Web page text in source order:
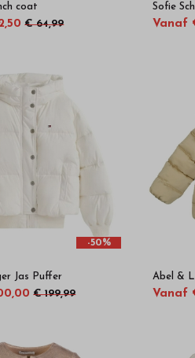
coat
€ 64,99
Sofie
Vanaf
-50%
Jas Puffer
€ 199,99
Abel &
Vanaf